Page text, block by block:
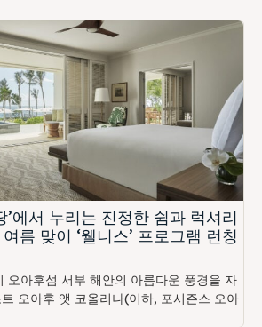
’에서 누리는 진정한 쉼과 럭셔리
름 맞이 ‘웰니스’ 프로그램 런칭
오아후섬 서부 해안의 아름다운 풍경을 자
오아후 앳 코올리나(이하, 포시즌스 오아